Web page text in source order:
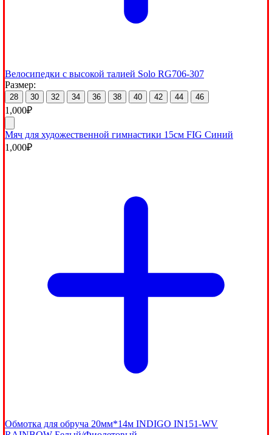
Велосипедки с высокой талией Solo RG706-307
Размер:
28 30 32 34 36 38 40 42 44 46
1,000₽
Мяч для художественной гимнастики 15см FIG Синий
1,000₽
Обмотка для обруча 20мм*14м INDIGO IN151-WV